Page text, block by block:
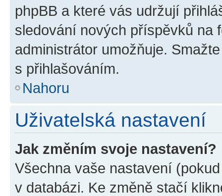
phpBB a které vás udržují
sledování nových příspěvků na
administrátor umožňuje.
s přihlašováním.
Nahoru
Uživatelská nastavení
Jak změním svoje nastavení?
Všechna vaše nastavení
v databázi. Ke změně stačí